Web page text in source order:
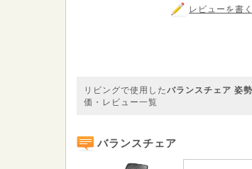
レビューを書く
リビングで使用したバランスチェア 姿
価・レビュー一覧
バランスチェア